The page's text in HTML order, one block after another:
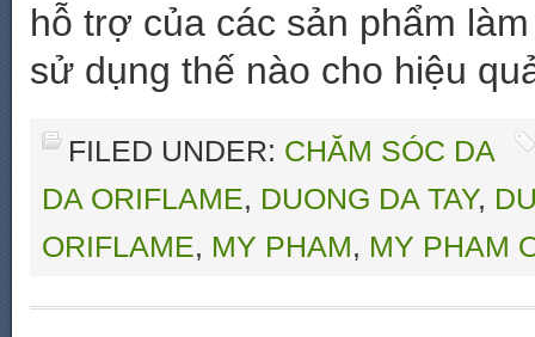
hỗ trợ của các sản phẩm
sử dụng thế nào cho hiệu
FILED UNDER: CHĂM SÓC DA
DA ORIFLAME, DUONG DA TAY,
ORIFLAME, MY PHAM, MY PHAM